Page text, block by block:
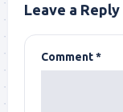
Leave a Reply
Comment*